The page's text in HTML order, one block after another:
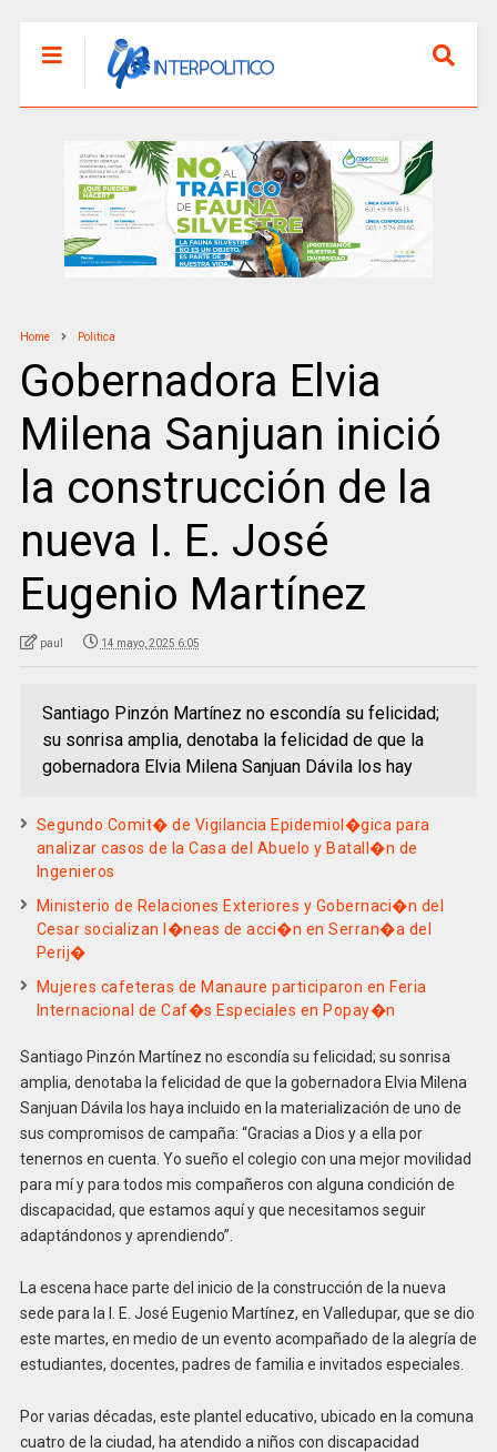
Home Politica
Gobernadora Elvia
Milena Sanjuan inició
la construcción de la
nueva I. E. José
Eugenio Martínez
paul 14 mayo, 2025 6:05
Santiago Pinzón Martínez no escondía su felicidad;
su sonrisa amplia, denotaba la felicidad de que la
gobernadora Elvia Milena Sanjuan Dávila los hay
Segundo Comit� de Vigilancia Epidemiol�gica para
analizar casos de la Casa del Abuelo y Batall�n de
Ingenieros
Ministerio de Relaciones Exteriores y Gobernaci�n del
Cesar socializan l�neas de acci�n en Serran�a del
Perij�
Mujeres cafeteras de Manaure participaron en Feria
Internacional de Caf�s Especiales en Popay�n
Santiago Pinzón Martínez no escondía su felicidad; su sonrisa
amplia, denotaba la felicidad de que la gobernadora Elvia Milena
Sanjuan Dávila los haya incluido en la materialización de uno de
sus compromisos de campaña: “Gracias a Dios y a ella por
tenernos en cuenta. Yo sueño el colegio con una mejor movilidad
para mí y para todos mis compañeros con alguna condición de
discapacidad, que estamos aquí y que necesitamos seguir
adaptándonos y aprendiendo”.
La escena hace parte del inicio de la construcción de la nueva
sede para la I. E. José Eugenio Martínez, en Valledupar, que se dio
este martes, en medio de un evento acompañado de la alegría de
estudiantes, docentes, padres de familia e invitados especiales.
Por varias décadas, este plantel educativo, ubicado en la comuna
cuatro de la ciudad, ha atendido a niños con discapacidad